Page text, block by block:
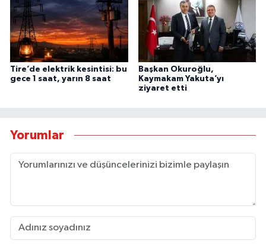
Tire’de elektrik kesintisi: bu
gece 1 saat, yarın 8 saat
Başkan Okuroğlu,
Kaymakam Yakuta’yı
ziyaret etti
Yorumlar